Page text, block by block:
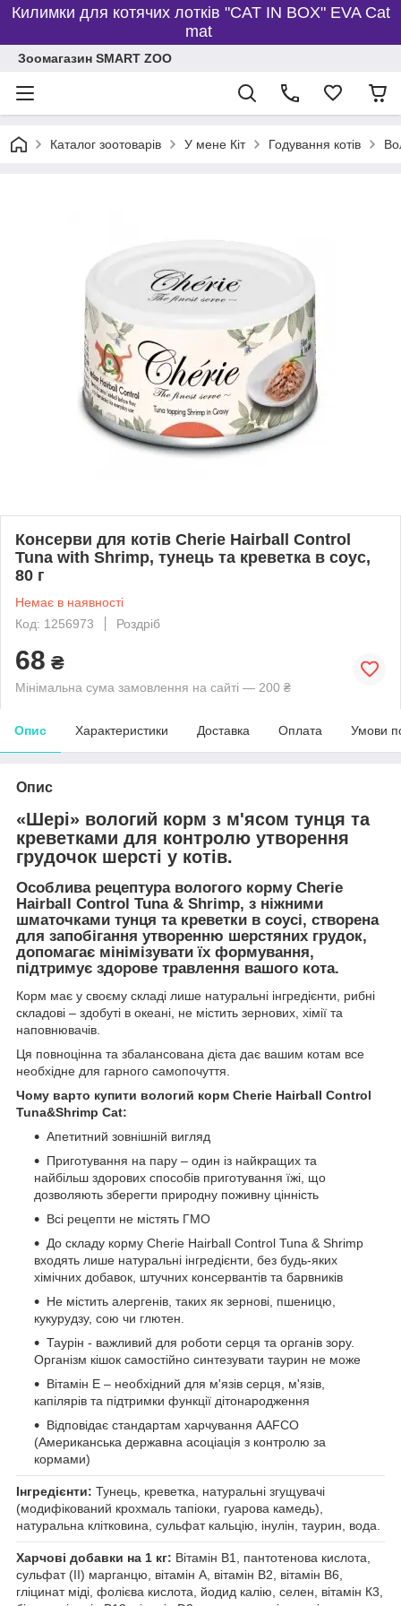
Килимки для котячих лотків "CAT IN BOX" EVA Cat
mat
Зоомагазин SMART ZOO
Каталог зоотоварів У мене Кіт Годування котів
Консерви для котів Cherie Hairball Control
Tuna with Shrimp, тунець та креветка в соус,
80 г
Немає в наявності
Код: 1256973
Роздріб
68 ₴
Мінімальна сума замовлення на сайті — 200 ₴
Опис Характеристики Доставка Оплата Умови
Опис
«Шері» вологий корм з м'ясом тунця та
креветками для контролю утворення
грудочок шерсті у котів.
Особлива рецептура вологого корму Cherie
Hairball Control Tuna & Shrimp, з ніжними
шматочками тунця та креветки в соусі, створена
для запобігання утворенню шерстяних грудок,
допомагає мінімізувати їх формування,
підтримує здорове травлення вашого кота.
Корм має у своєму складі лише натуральні інгредієнти, рибні
складові – здобуті в океані, не містить зернових, хімії та
наповнювачів.
Ця повноцінна та збалансована дієта дає вашим котам все
необхідне для гарного самопочуття.
Чому варто купити вологий корм Cherie Hairball Control
Tuna&Shrimp Cat:
Апетитний зовнішній вигляд
Приготування на пару – один із найкращих та
найбільш здорових способів приготування їжі, що
дозволяють зберегти природну поживну цінність
Всі рецепти не містять ГМО
До складу корму Cherie Hairball Control Tuna & Shrimp
входять лише натуральні інгредієнти, без будь-яких
хімічних добавок, штучних консервантів та барвників
Не містить алергенів, таких як зернові, пшеницю,
кукурудзу, сою чи глютен.
Таурін - важливий для роботи серця та органів зору.
Організм кішок самостійно синтезувати таурин не може
Вітамін Е – необхідний для м'язів серця, м'язів,
капілярів та підтримки функції дітонародження
Відповідає стандартам харчування AAFCO
(Американська державна асоціація з контролю за
кормами)
Інгредієнти: Тунець, креветка, натуральні згущувачі
(модифікований крохмаль тапіоки, гуарова камедь),
натуральна клітковина, сульфат кальцію, інулін, таурин, вода.
Харчові добавки на 1 кг: Вітамін B1, пантотенова кислота,
сульфат (II) марганцю, вітамін А, вітамін B2, вітамін B6,
гліцинат міді, фолієва кислота, йодид калію, селен, вітамін К3,